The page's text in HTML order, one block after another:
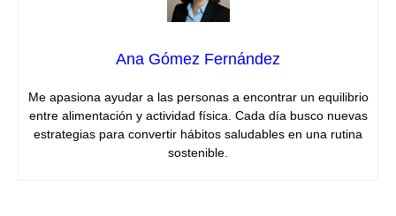
Ana Gómez Fernández
Me apasiona ayudar a las personas a encontrar un equilibrio
entre alimentación y actividad física. Cada día busco nuevas
estrategias para convertir hábitos saludables en una rutina
sostenible.